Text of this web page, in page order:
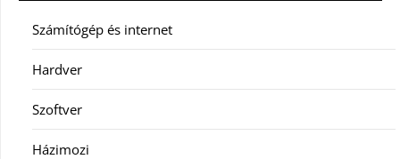
Számítógép és internet
Hardver
Szoftver
Házimozi